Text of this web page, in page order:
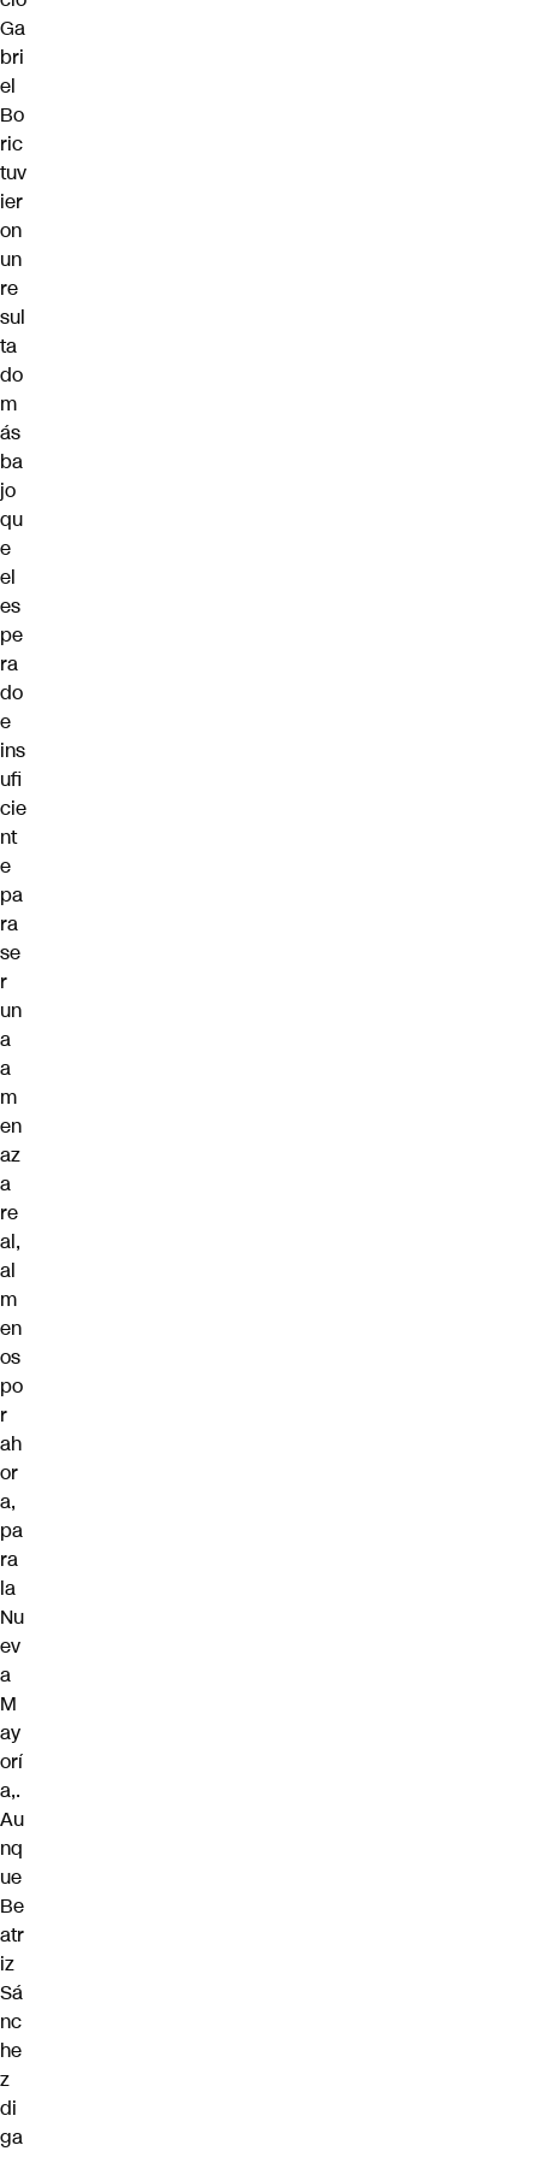
Ga
bri
el
Bo
ric
tuv
ier
on
un
re
sul
ta
do
m
ás
ba
jo
qu
e
el
es
pe
ra
do
e
ins
ufi
cie
nt
e
pa
ra
se
r
un
a
a
m
en
az
a
re
al,
al
m
en
os
po
r
ah
or
a,
pa
ra
la
Nu
ev
a
M
ay
orí
a,.
Au
nq
ue
Be
atr
iz
Sá
nc
he
z
di
ga